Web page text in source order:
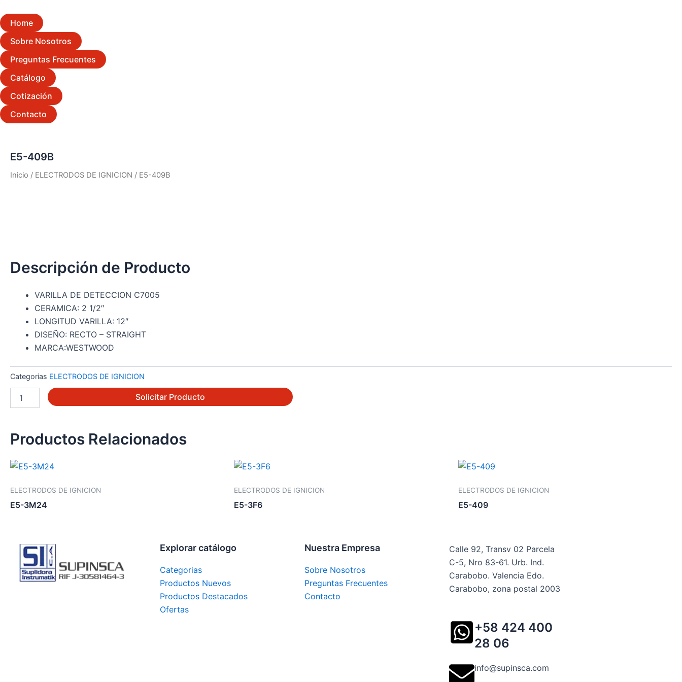
Home
Sobre Nosotros
Preguntas Frecuentes
Catálogo
Cotización
Contacto
E5-409B
Inicio / ELECTRODOS DE IGNICION / E5-409B
Descripción de Producto
VARILLA DE DETECCION C7005
CERAMICA: 2 1/2″
LONGITUD VARILLA: 12″
DISEÑO: RECTO – STRAIGHT
MARCA:WESTWOOD
Categorias ELECTRODOS DE IGNICION
409B
Solicitar Producto
Productos Relacionados
ELECTRODOS DE IGNICION
E5-3M24
ELECTRODOS DE IGNICION
E5-3F6
ELECTRODOS DE IGNICION
E5-409
Explorar catálogo
Categorias
Productos Nuevos
Productos Destacados
Ofertas
Nuestra Empresa
Sobre Nosotros
Preguntas Frecuentes
Contacto
Calle 92, Transv 02 Parcela
C-5, Nro 83-61. Urb. Ind.
Carabobo. Valencia Edo.
Carabobo, zona postal 2003
+58 424 400
28 06
info@supinsca.com